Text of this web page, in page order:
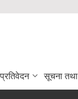
प्रतिवेदन सूचना